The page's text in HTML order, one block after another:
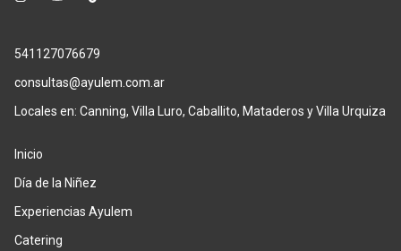
541127076679
consultas@ayulem.com.ar
Locales en: Canning, Villa Luro, Caballito, Mataderos y Villa Urquiza
Inicio
Día de la Niñez
Experiencias Ayulem
Catering